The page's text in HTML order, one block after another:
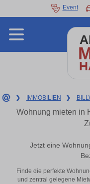
Event
❯ IMMOBILIEN ❯
Wohnung mieten in
Jetzt eine
Finde die perfekte
und zentral gelegene